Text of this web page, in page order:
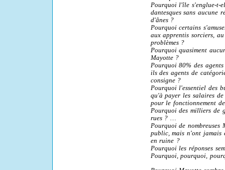
Pourquoi l'île s'englue-t-
dantesques sans aucune
d'ânes ?
Pourquoi certains
aux apprentis sorciers,
problèmes ?
Pourquoi quasiment
Mayotte ?
Pourquoi 80% des
ils des agents de
consigne ?
Pourquoi l'essentiel des
qu'à payer les salaires
pour le fonctionnement
Pourquoi des milliers de
rues ? …
Pourquoi de nombreuses
public, mais n'ont jamais
en ruine ?
Pourquoi les réponses
Pourquoi, pourquoi,